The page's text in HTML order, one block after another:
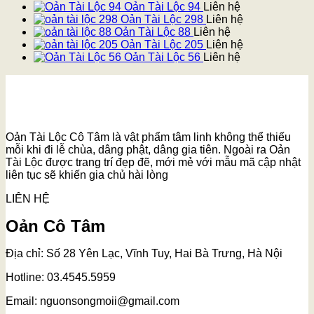
Oản Tài Lộc 94 Liên hệ
Oản Tài Lộc 298 Liên hệ
Oản Tài Lộc 88 Liên hệ
Oản Tài Lộc 205 Liên hệ
Oản Tài Lộc 56 Liên hệ
Oản Tài Lộc Cô Tâm là vật phẩm tâm linh không thể thiếu
mỗi khi đi lễ chùa, dâng phật, dâng gia tiên. Ngoài ra Oản
Tài Lộc được trang trí đẹp đẽ, mới mẻ với mẫu mã cập nhật
liên tục sẽ khiến gia chủ hài lòng
LIÊN HỆ
Oản Cô Tâm
Địa chỉ: Số 28 Yên Lạc, Vĩnh Tuy, Hai Bà Trưng, Hà Nội
Hotline: 03.4545.5959
Email: nguonsongmoii@gmail.com